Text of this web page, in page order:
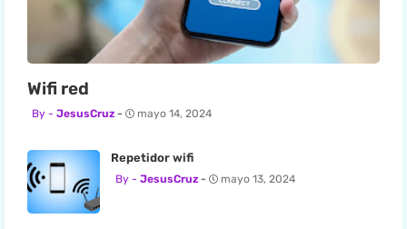
Wifi red
JesusCruz mayo 14, 2024
Repetidor wifi
JesusCruz mayo 13, 2024